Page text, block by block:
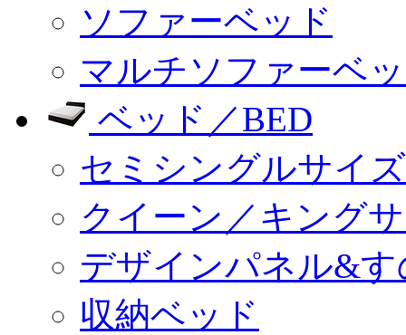
ソファーベッド
マルチソファーベ
ベッド／BED
セミシングルサイ
クイーン／キング
デザインパネル&
収納ベッド